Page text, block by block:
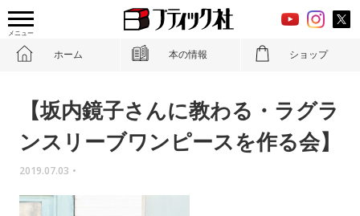
メニュー
ホーム 本の情報 ショップ
【坂内鏡子さんに教わる・ラグラ
ンスリーブワンピースを作る会】
2019.07.03 •